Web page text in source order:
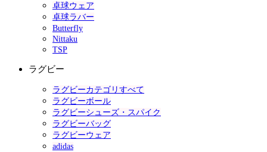
卓球ウェア
卓球ラバー
Butterfly
Nittaku
TSP
ラグビー
ラグビーカテゴリすべて
ラグビーボール
ラグビーシューズ・スパイク
ラグビーバッグ
ラグビーウェア
adidas